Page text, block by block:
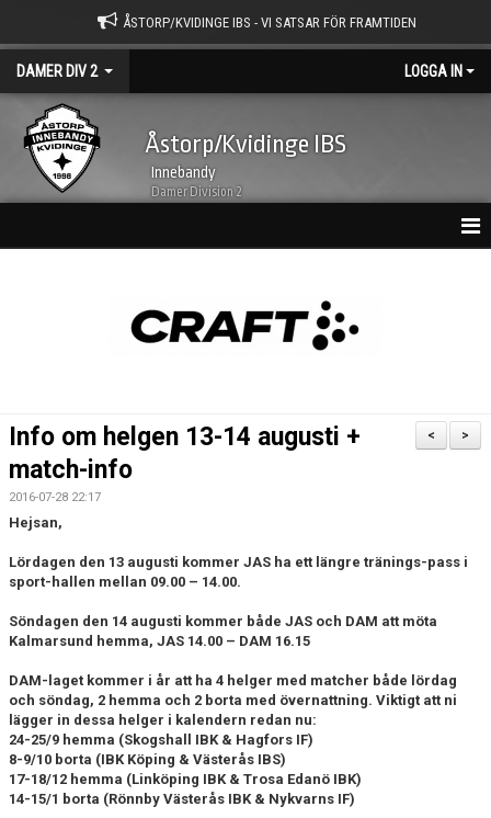
ÅSTORP/KVIDINGE IBS - VI SATSAR FÖR FRAMTIDEN
DAMER DIV 2 LOGGA IN
Åstorp/Kvidinge IBS
Innebandy
Damer Division 2
BILDGALLERI
DOKUMENT
KONTAKT
SERIETABELL
>
<
Info om helgen 13-14 augusti +
match-info
2016-07-28 22:17
Hejsan,
Lördagen den 13 augusti kommer JAS ha ett längre tränings-pass i
sport-hallen mellan 09.00 – 14.00.
Söndagen den 14 augusti kommer både JAS och DAM att möta
Kalmarsund hemma, JAS 14.00 – DAM 16.15
DAM-laget kommer i år att ha 4 helger med matcher både lördag
och söndag, 2 hemma och 2 borta med övernattning. Viktigt att ni
lägger in dessa helger i kalendern redan nu:
24-25/9 hemma (Skogshall IBK & Hagfors IF)
8-9/10 borta (IBK Köping & Västerås IBS)
17-18/12 hemma (Linköping IBK & Trosa Edanö IBK)
14-15/1 borta (Rönnby Västerås IBK & Nykvarns IF)